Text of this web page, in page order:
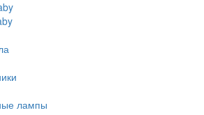
лампы